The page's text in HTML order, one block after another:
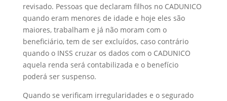
revisado. Pessoas que declaram filhos no CADUNICO
quando eram menores de idade e hoje eles são
maiores, trabalham e já não moram com o
beneficiário, tem de ser excluídos, caso contrário
quando o INSS cruzar os dados com o CADUNICO
aquela renda será contabilizada e o benefício
poderá ser suspenso.
Quando se verificam irregularidades e o segurado